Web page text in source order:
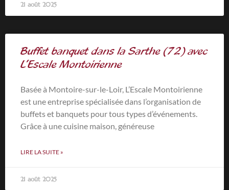
21 août 2025
Buffet banquet dans la Sarthe (72) avec
L’Escale Montoirienne
Basée à Montoire-sur-le-Loir, L’Escale Montoirienne
est une entreprise spécialisée dans l’organisation de
buffets et banquets pour tous types d’événements.
Grâce à une cuisine maison, généreuse
LIRE LA SUITE »
21 août 2025